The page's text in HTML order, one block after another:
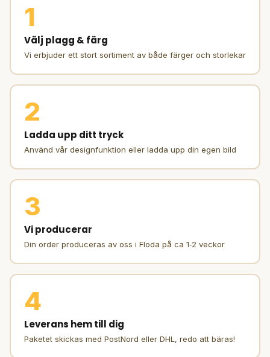
1
Välj plagg & färg
Vi erbjuder ett stort sortiment av både färger och storlekar
2
Ladda upp ditt tryck
Använd vår designfunktion eller ladda upp din egen bild
3
Vi producerar
Din order produceras av oss i Floda på ca 1‑2 veckor
4
Leverans hem till dig
Paketet skickas med PostNord eller DHL, redo att bäras!